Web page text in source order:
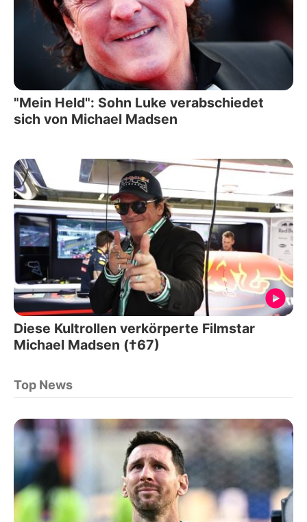
"Mein Held": Sohn Luke verabschiedet
sich von Michael Madsen
Diese Kultrollen verkörperte Filmstar
Michael Madsen (†67)
Top News